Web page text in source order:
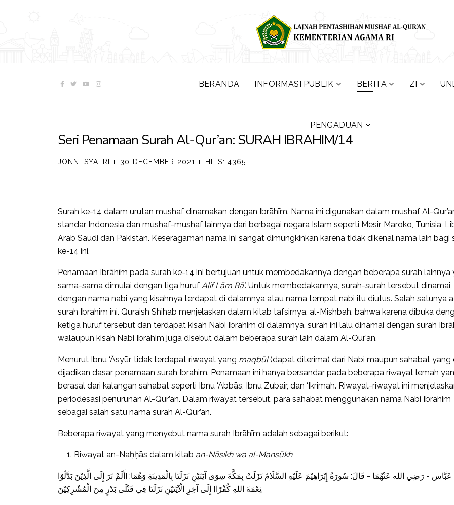
BERANDA INFORMASI PUBLIK BERITA ZI
PENGADUAN
Seri Penamaan Surah Al-Qur’an: SURAH IBRAHIM/14
JONNI SYATRI 30 DECEMBER 2021 HITS: 4365
Surah ke-14 dalam urutan mushaf dinamakan dengan Ibrāhīm. Nama ini digunakan dalam mushaf Al-
standar Indonesia dan mushaf-mushaf lainnya dari berbagai negara Islam seperti Mesir, Maroko, Tunisia,
Arab Saudi dan Pakistan. Keseragaman nama ini sangat dimungkinkan karena tidak dikenal nama lain bagi
ke-14 ini.
Penamaan Ibrāhīm pada surah ke-14 ini bertujuan untuk membedakannya dengan beberapa surah lainnya
sama-sama dimulai dengan tiga huruf Alif Lām Rā’. Untuk membedakannya, surah-surah tersebut dinamai
dengan nama nabi yang kisahnya terdapat di dalamnya atau nama tempat nabi itu diutus. Salah satunya
surah Ibrahim ini. Quraish Shihab menjelaskan dalam kitab tafsirnya, al-Mishbah, bahwa karena dibuka
ketiga huruf tersebut dan terdapat kisah Nabi Ibrahim di dalamnya, surah ini lalu dinamai dengan surah
walaupun kisah Nabi Ibrahim juga disebut dalam beberapa surah lain dalam Al-Qur’an.
Menurut Ibnu ‘Āsyūr, tidak terdapat riwayat yang maqbūl(dapat diterima) dari Nabi maupun sahabat yang
dijadikan dasar penamaan surah Ibrahim. Penamaan ini hanya bersandar pada beberapa riwayat lemah
berasal dari kalangan sahabat seperti Ibnu ‘Abbās, Ibnu Zubair, dan ‘Ikrimah. Riwayat-riwayat ini
periodesasi penurunan Al-Qur’an. Dalam riwayat tersebut, para sahabat menggunakan nama Nabi Ibrahim
sebagai salah satu nama surah Al-Qur’an.
Beberapa riwayat yang menyebut nama surah Ibrāhīm adalah sebagai berikut:
Riwayat an-Naḥḥās dalam kitab an-Nāsikh wa al-Mansūkh
- رَضِي الله عَنْهُمَا - قَالَ: سُورَةُ إِبْرَاهِيْمَ عَلَيْهِ السَّلَامُ نَزَلَتْ بِمَكَّةَ سِوَى آيَتَيْنِ نَزَلَتَا بِالْمَدِينَةِ وَهُمَا: {أَلَمْ تَرَ إِلَى الَّذِيْنَ بَدَّلُوْا
نِعْمَةَ اللهِ كُفْرًا} إِلَى آخِرِ الْآيَتَيْنِ نَزَلَتَا فِي قَتْلَى بَدْرٍ مِنَ الْمُشْرِكِيْنَ.